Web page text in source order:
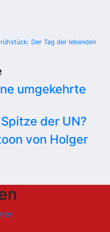
Der Tag der lebenden
umgekehrte
der UN?
von Holger